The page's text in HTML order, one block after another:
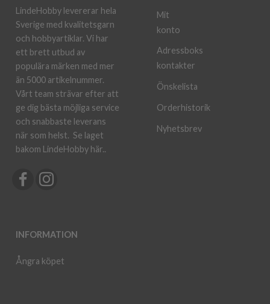
LindeHobby levererar hela
Sverige med kvalitetsgarn
och hobbyartiklar. Vi har
ett brett utbud av
populära märken med mer
än 5000 artikelnummer.
Vårt team strävar efter att
ge dig bästa möjliga service
och snabbaste leverans
när som helst. Se laget
bakom LindeHobby här..
INFORMATION
Ångra köpet
Mit
konto
Adressboks
kontakter
Önskelista
Orderhistorik
Nyhetsbrev